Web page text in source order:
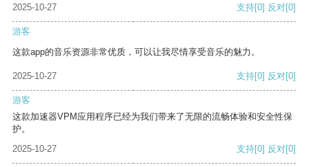
2025-10-27 支持[0] 反对[0]
游客
这款app的音乐资源非常优质，可以让我尽情享受音乐的魅力。
2025-10-27 支持[0] 反对[0]
游客
这款加速器VPM应用程序已经为我们带来了无限的流畅体验和安全性保
护。
2025-10-27
支持[0] 反对[0]